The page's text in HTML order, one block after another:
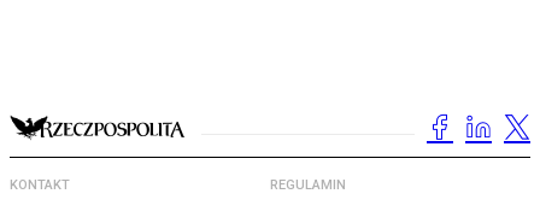
KONTAKT REGULAMIN